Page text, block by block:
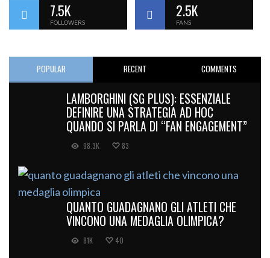
7.5K
FOLLOWERS
2.5K
FANS
POPULAR RECENT COMMENTS
LAMBORGHINI (SG PLUS): ESSENZIALE
DEFINIRE UNA STRATEGIA AD HOC
QUANDO SI PARLA DI “FAN ENGAGEMENT”
98.3K 83
QUANTO GUADAGNANO GLI ATLETI CHE
VINCONO UNA MEDAGLIA OLIMPICA?
81K 40